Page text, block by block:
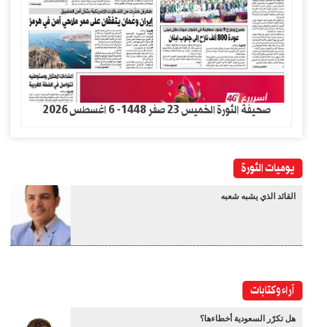
صحيفة الثورة الخميس 23 صفر 1448- 6 اغسطس 2026
يوميات الثورة
القائد الذي يشبه شعبه
آراء وكتابات
هل تكرّر السعودية أخطاءها؟